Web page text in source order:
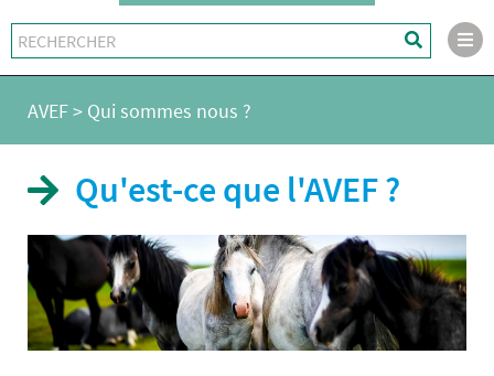
AVEF> Qui sommes nous ?
Qu'est-ce que l'AVEF ?